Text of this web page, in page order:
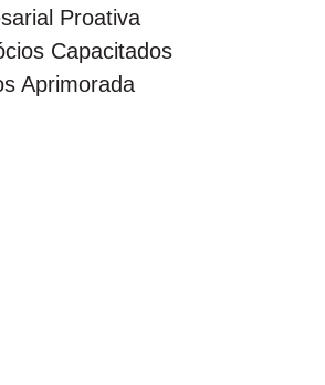
Proativa
Capacitados
Aprimorada